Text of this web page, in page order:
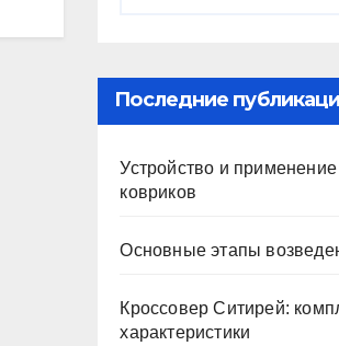
Последние
Устройство и
ковриков
Основные этапы
Кроссовер Ситирей:
характеристики